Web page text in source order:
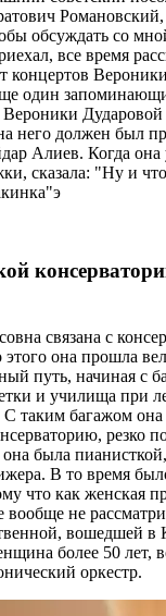
обсуждать со
все время
концертов
один
Дударовой
него должен был
Алиев. Когда она
сказала: "Ну и
связана с
этого она прошла
путь, начиная с
и училища при
С таким багажом она
резко
она была
В то время
что как женская
не
вошедшей в
более 50 лет,
оркестр.